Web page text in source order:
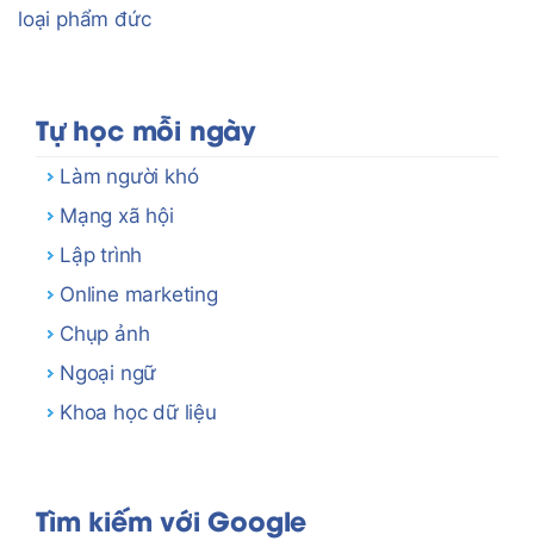
loại phẩm đức
Tự học mỗi ngày
Làm người khó
Mạng xã hội
Lập trình
Online marketing
Chụp ảnh
Ngoại ngữ
Khoa học dữ liệu
Tìm kiếm với Google